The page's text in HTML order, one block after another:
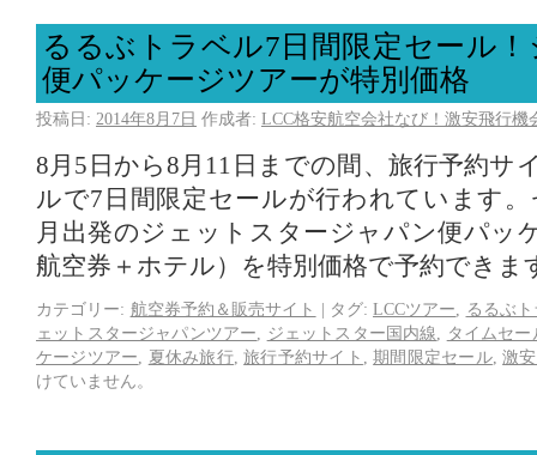
るるぶトラベル7日間限定セール
便パッケージツアーが特別価格
投稿日: 2014年8月7日 作成者: LCC格安航空会社なび！激安飛行機
8月5日から8月11日までの間、旅行予約サ
ルで7日間限定セールが行われています
月出発のジェットスタージャパン便パッ
航空券＋ホテル）を特別価格で予約できま
カテゴリー: 航空券予約＆販売サイト | タグ: LCCツアー
るるぶ
ェットスタージャパンツアー
ジェットスター国内線
タイムセー
ケージツアー
夏休み旅行,旅行予約サイト ,期間限定セール,激
けていません。